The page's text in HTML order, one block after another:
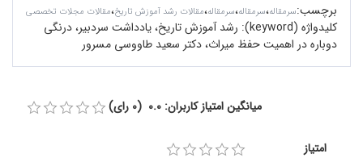
برچسب:سرمقاله‌،سرمقاله،سرمقاله،مقالات رشد آموزش تاریخ،مقالات مجلات تخصصی
کلیدواژه (keyword):
رشد آموزش تاریخ، یادداشت سردبیر، درنگی
دوباره در اهمیت حفظ میراث، دکتر سعید طاووسی مسرور
میانگین امتیاز کاربران: 0.0 (0 رای)
امتیاز